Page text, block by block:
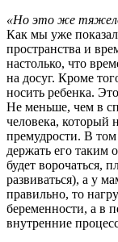
«Но это же
Как мы уже
пространства и
настолько, что
на досуг. Кроме
носить ребенка.
Не меньше, чем в
человека, который
премудрости. В
держать его таким
будет ворочаться,
развиваться), а у
правильно, то
беременности, а в
внутренние